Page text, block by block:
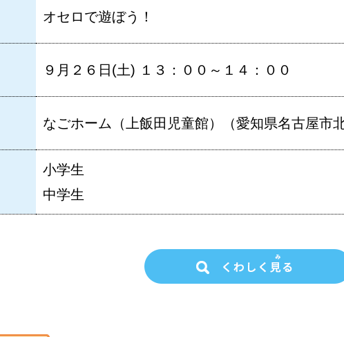
オセロで遊ぼう！
９月２６日(土) １３：００～１４：００
なごホーム（上飯田児童館）（愛知県名古屋市
小学生
中学生